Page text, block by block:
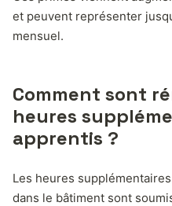
et peuvent représenter
mensuel.
Comment sont
heures
apprentis ?
Les heures
dans le bâtiment sont